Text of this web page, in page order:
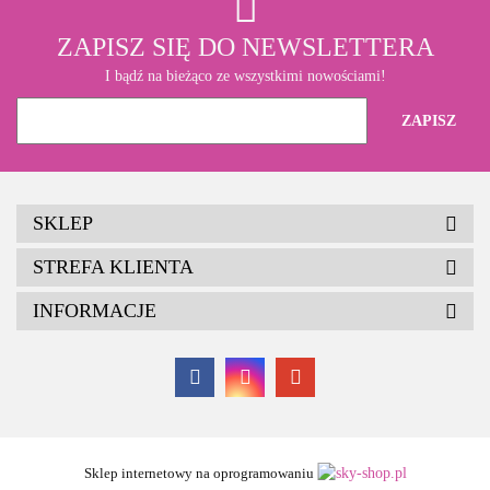
ZAPISZ SIĘ DO NEWSLETTERA
I bądź na bieżąco ze wszystkimi nowościami!
SKLEP
STREFA KLIENTA
INFORMACJE
Sklep internetowy na oprogramowaniu